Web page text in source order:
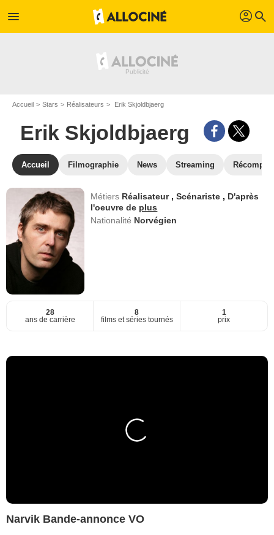
menu profil search
Accueil Stars Réalisateurs Erik Skjoldbjaerg
Erik Skjoldbjaerg
Accueil Filmographie News Streaming
Métiers Réalisateur ,Scénariste , D'après
l'oeuvre de plus
Nationalité Norvégien
28
ans de carrière
8
films et séries tournés
1
prix
Narvik Bande-annonce VO